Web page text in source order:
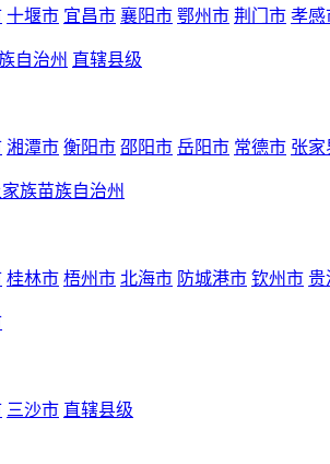
十堰市 宜昌市 襄阳市 鄂州市 荆门市 孝感
自治州 直辖县级
湘潭市 衡阳市 邵阳市 岳阳市 常德市 张家
族苗族自治州
桂林市 梧州市 北海市 防城港市 钦州市 贵
三沙市 直辖县级